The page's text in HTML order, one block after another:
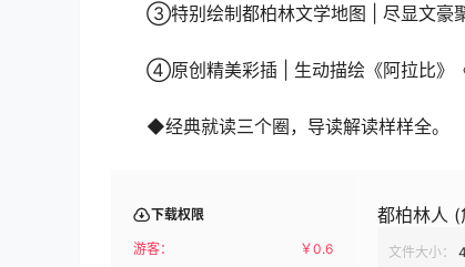
③特别绘制都柏林文学地图 | 尽显文豪
④原创精美彩插 | 生动描绘《阿拉比》
◆经典就读三个圈，导读解读样样全。
下载权限
游客： ￥0.6
都柏林人
文件大小：